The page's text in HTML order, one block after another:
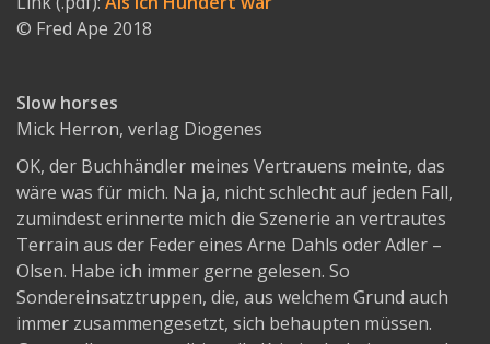
© Fred Ape 2018
Slow horses
Mick Herron, verlag Diogenes
OK, der Buchhändler meines Vertrauens meinte, das
wäre was für mich. Na ja, nicht schlecht auf jeden Fall,
zumindest erinnerte mich die Szenerie an vertrautes
Terrain aus der Feder eines Arne Dahls oder Adler –
Olsen. Habe ich immer gerne gelesen. So
Sondereinsatztruppen, die, aus welchem Grund auch
immer zusammengesetzt, sich behaupten müssen.